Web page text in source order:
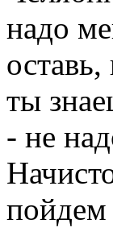
надо
ты
- не
пойдем